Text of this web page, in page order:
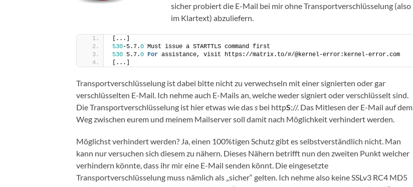
sicher probiert die E-Mail bei mir ohne Transportverschlüsselung (also
im Klartext) abzuliefern.
[...]
530-5.7.0 Must issue a STARTTLS command first
530 5.7.0 For assistance, visit https://matrix.to/#/@kernel-error:kernel-error.com
[...]
Transportverschlüsselung ist dabei bitte nicht zu verwechseln mit einer signierten oder gar
verschlüsselten E-Mail. Ich nehme auch E-Mails an, welche weder signiert oder verschlüsselt sind.
Die Transportverschlüsselung ist hier etwas wie das s bei httpS://. Das Mitlesen der E-Mail auf dem
Weg zwischen eurem und meinem Mailserver soll damit nach Möglichkeit verhindert werden.
Möglichst verhindert werden? Ja, einen 100%tigen Schutz gibt es selbstverständlich nicht. Man
kann nur versuchen sich diesem zu nähern. Dieses Nähern betrifft nun den zweiten Punkt welcher
verhindern könnte, dass ihr mir eine E-Mail senden könnt. Die eingesetzte
Transportverschlüsselung muss nämlich als „sicher“ gelten. Ich nehme also keine SSLv3 RC4 MD5